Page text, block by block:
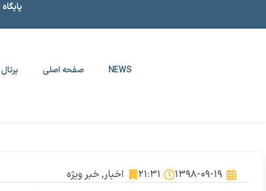
NEWS صفحه اصلی
۱۳۹۸-۰۹-۱۹ ۲۱:۳۱ اخبار,خبر ویژه